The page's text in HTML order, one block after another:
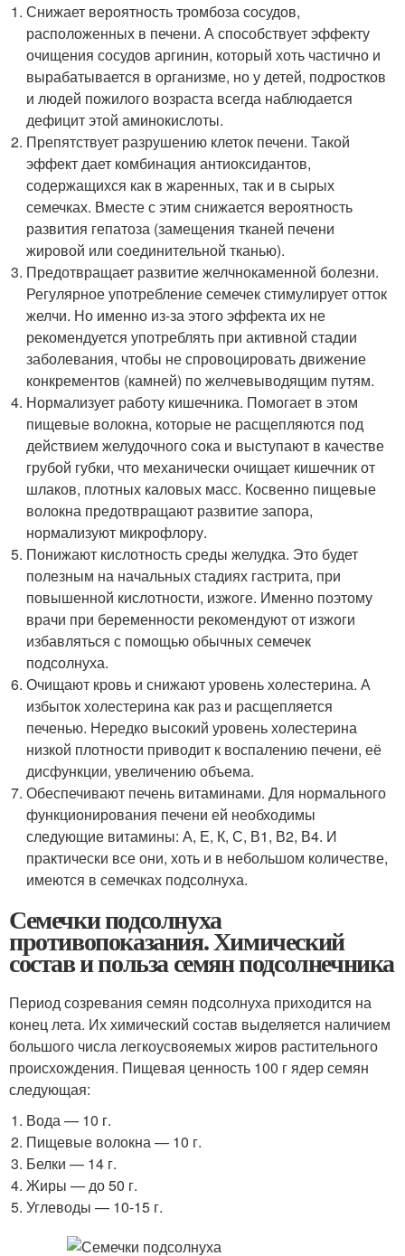
Снижает вероятность тромбоза сосудов,
расположенных в печени. А способствует эффекту
очищения сосудов аргинин, который хоть частично и
вырабатывается в организме, но у детей, подростков
и людей пожилого возраста всегда наблюдается
дефицит этой аминокислоты.
Препятствует разрушению клеток печени. Такой
эффект дает комбинация антиоксидантов,
содержащихся как в жаренных, так и в сырых
семечках. Вместе с этим снижается вероятность
развития гепатоза (замещения тканей печени
жировой или соединительной тканью).
Предотвращает развитие желчнокаменной болезни.
Регулярное употребление семечек стимулирует отток
желчи. Но именно из-за этого эффекта их не
рекомендуется употреблять при активной стадии
заболевания, чтобы не спровоцировать движение
конкрементов (камней) по желчевыводящим путям.
Нормализует работу кишечника. Помогает в этом
пищевые волокна, которые не расщепляются под
действием желудочного сока и выступают в качестве
грубой губки, что механически очищает кишечник от
шлаков, плотных каловых масс. Косвенно пищевые
волокна предотвращают развитие запора,
нормализуют микрофлору.
Понижают кислотность среды желудка. Это будет
полезным на начальных стадиях гастрита, при
повышенной кислотности, изжоге. Именно поэтому
врачи при беременности рекомендуют от изжоги
избавляться с помощью обычных семечек
подсолнуха.
Очищают кровь и снижают уровень холестерина. А
избыток холестерина как раз и расщепляется
печенью. Нередко высокий уровень холестерина
низкой плотности приводит к воспалению печени, её
дисфункции, увеличению объема.
Обеспечивают печень витаминами. Для нормального
функционирования печени ей необходимы
следующие витамины: А, Е, К, С, В1, В2, В4. И
практически все они, хоть и в небольшом количестве,
имеются в семечках подсолнуха.
Семечки подсолнуха
противопоказания. Химический
состав и польза семян подсолнечника
Период созревания семян подсолнуха приходится на
конец лета. Их химический состав выделяется наличием
большого числа легкоусвояемых жиров растительного
происхождения. Пищевая ценность 100 г ядер семян
следующая:
Вода — 10 г.
Пищевые волокна — 10 г.
Белки — 14 г.
Жиры — до 50 г.
Углеводы — 10-15 г.